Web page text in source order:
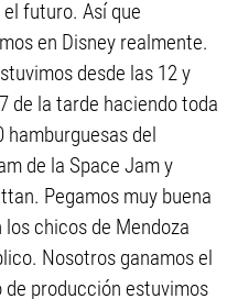
futuro. Así que
en Disney realmente.
desde las 12 y
de la tarde haciendo toda
hamburguesas del
de la Space Jam y
Pegamos muy buena
los chicos de Mendoza
Nosotros ganamos el
producción estuvimos